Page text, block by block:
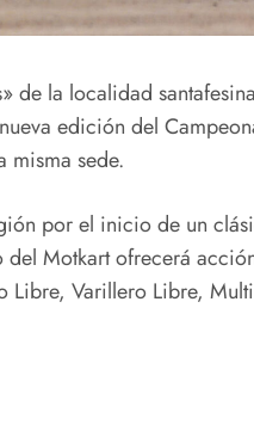
de la localidad
edición del
misma sede.
por el inicio de un
Motkart ofrecerá
Libre, Varillero Libre,